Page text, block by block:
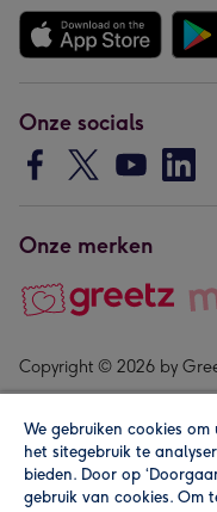
Onze socials
Onze merken
Copyright © 2026 by
We gebruiken cookies
het sitegebruik te
bieden. Door op
gebruik van cookies. Om